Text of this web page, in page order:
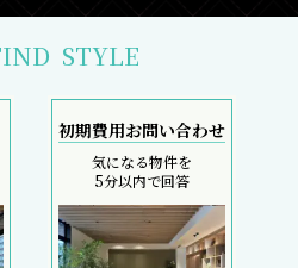
STYLE
初期費用お問い合わせ
気になる物件を
5分以内で回答